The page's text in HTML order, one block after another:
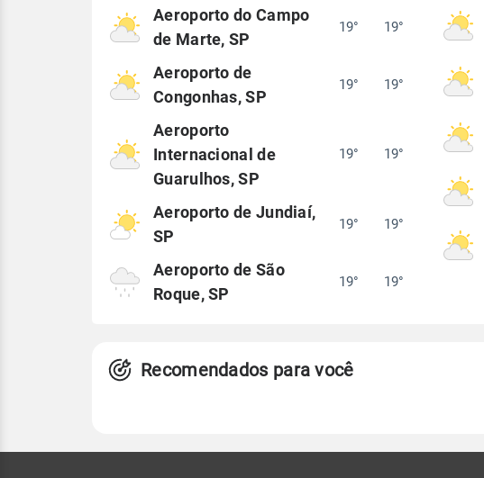
Aeroporto do Campo
de Marte, SP
19° 19°
Aeroporto de
Congonhas, SP
19° 19°
Aeroporto
Internacional de
Guarulhos, SP
19° 19°
Aeroporto de Jundiaí,
SP
19° 19°
Aeroporto de São
Roque, SP
19° 19°
Recomendados para você